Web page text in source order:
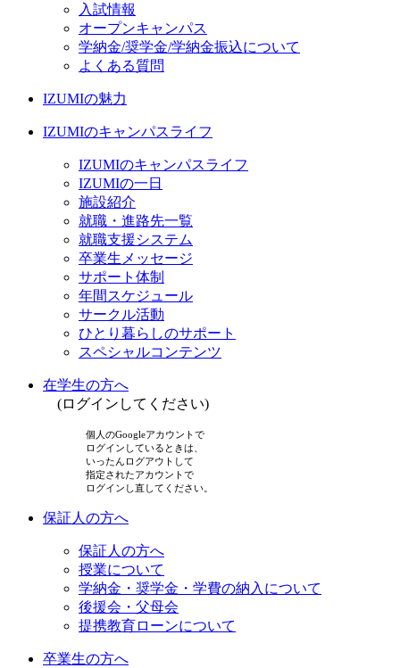
入試情報
オープンキャンパス
学納金/奨学金/学納金振込について
よくある質問
IZUMIの魅力
IZUMIのキャンパスライフ
IZUMIのキャンパスライフ
IZUMIの一日
施設紹介
就職・進路先一覧
就職支援システム
卒業生メッセージ
サポート体制
年間スケジュール
サークル活動
ひとり暮らしのサポート
スペシャルコンテンツ
在学生の方へ
(ログインしてください)
個人のGoogleアカウントで
ログインしているときは、
いったんログアウトして
指定されたアカウントで
ログインし直してください。
保証人の方へ
保証人の方へ
授業について
学納金・奨学金・学費の納入について
後援会・父母会
提携教育ローンについて
卒業生の方へ